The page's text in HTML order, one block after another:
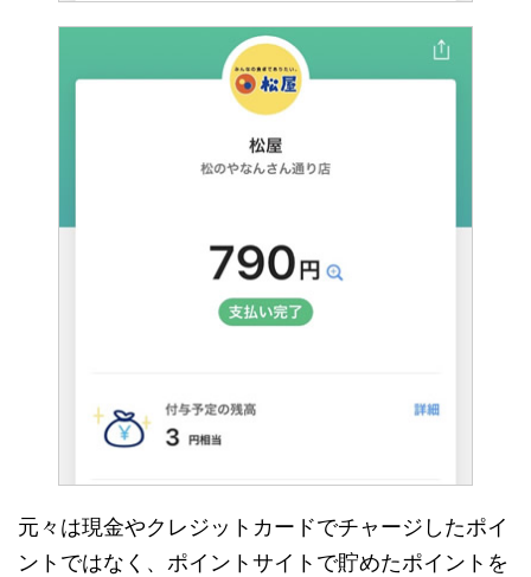
元々は現金やクレジットカードでチャージしたポイ
ントではなく、ポイントサイトで貯めたポイントを